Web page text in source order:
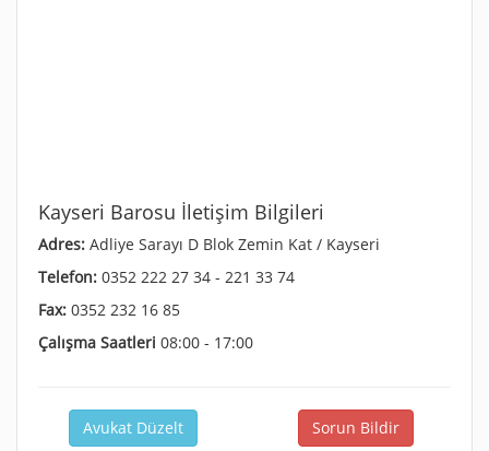
Kayseri Barosu İletişim Bilgileri
Adres: Adliye Sarayı D Blok Zemin Kat / Kayseri
Telefon: 0352 222 27 34 - 221 33 74
Fax: 0352 232 16 85
Çalışma Saatleri 08:00 - 17:00
Avukat Düzelt Sorun Bildir